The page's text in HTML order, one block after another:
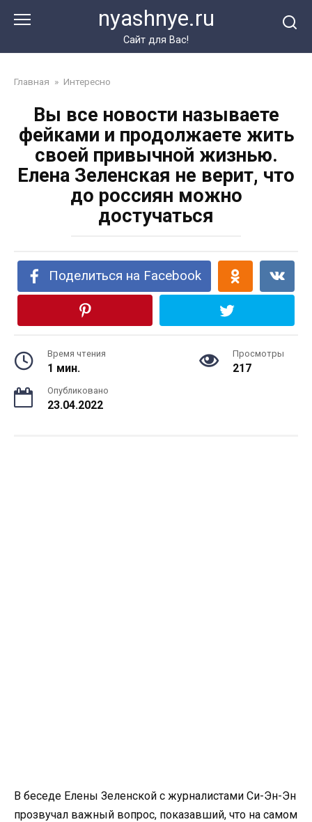
nyashnye.ru
Сайт для Вас!
Главная » Интересно
Вы все новости называете
фейками и продолжаете жить
своей привычной жизнью.
Елена Зеленская не верит, что
до россиян можно
достучаться
Поделиться на Facebook
Время чтения
1 мин.
Просмотры
217
Опубликовано
23.04.2022
В беседе Елены Зеленской с журналистами Си-Эн-Эн
прозвучал важный вопрос, показавший, что на самом